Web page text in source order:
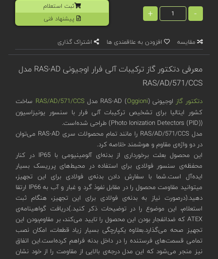
-
+
ثبت استعلام
پیشنهاد فنی
مقایسه افزودن به علاقمندی ها اشتراک گذاری
معرفی دتکتور گاز ترکیبات آلی فرار اوجیونی RAS-AD مدل
RAS/AD/571/CCS
دتکتور گاز اوجیونی (Oggioni) RAS-AD مدل RAS/AD/571/CCS ساخت
کشور ایتالیا برای تشخیص ترکیبات آلی فرار با سنسور یونیزاسیون
(Photo Ionization Detectors (PID)) طراحی شده‌است.
مدل RAS/AD/571/CCS را مانند تمام محصولات سری RAS-AD می‌توان
در دو واژه‌ی مقاوم و هوشمند خلاصه کرد.
این محصول بعلت برخورداری از بدنه‌ای آلومینیومی با IP65 در کنار
محفظه‌ی سنسور فولادی برای استفاده در محیط‌های پرریسک بسیار
ایده‌آل است.شما با سفارش دادن بدنه‌ی فولادی برای این تجهیز،
میتوانید مقاومت محصول را در مقابل نفوذ گرد و غبار و آب به IP66 ارتقا
دهید.(درصورت نیاز به بدنه‌ی فولادی برای این تجهیز، هنگام ثبت
استعلام، این موضوع را در توضیحات ذکر کنید.)دریافت گواهینامه‌‌ی
ATEX که ضدانفجار بودن این محصول را تایید می‌کند، بر مقاوم‌بودن این
تجهیز صحه می‌گذارد.بعلاوه یکپارچگی بسیار زیاد قطعات، امکان نصب
تمامی قسمت‌های فرستنده را در داخل بدنه فراهم کرده‌است.این اتفاق
نیز منجر می‌شود که این مدل درجه‌ی بالایی از مقاومت را از خود نشان